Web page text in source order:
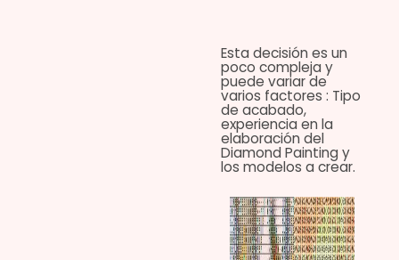
Esta decisión es un
poco compleja y
puede variar de
varios factores : Tipo
de acabado,
experiencia en la
elaboración del
Diamond Painting y
los modelos a crear.